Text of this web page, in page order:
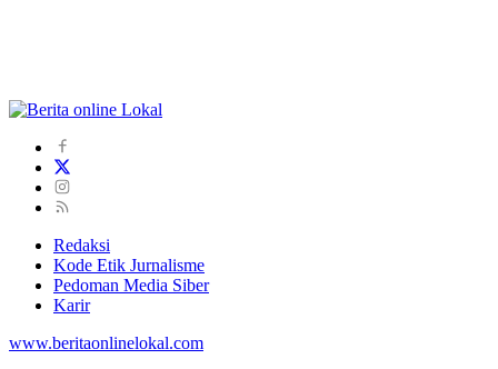
Redaksi
Kode Etik Jurnalisme
Pedoman Media Siber
Karir
www.beritaonlinelokal.com